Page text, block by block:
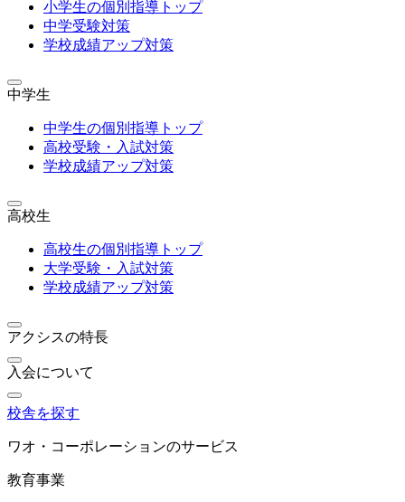
小学生の個別指導トップ
中学受験対策
学校成績アップ対策
中学生
中学生の個別指導トップ
高校受験・入試対策
学校成績アップ対策
高校生
高校生の個別指導トップ
大学受験・入試対策
学校成績アップ対策
アクシスの特長
入会について
校舎を探す
ワオ・コーポレーションのサービス
教育事業